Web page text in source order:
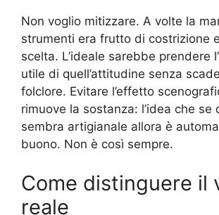
Non voglio mitizzare. A volte la
strumenti era frutto di costrizione
scelta. L’ideale sarebbe prendere
utile di quell’attitudine senza
folclore. Evitare l’effetto
rimuove la sostanza: l’idea che se
sembra artigianale allora è
buono. Non è così sempre.
Come distinguere il
reale